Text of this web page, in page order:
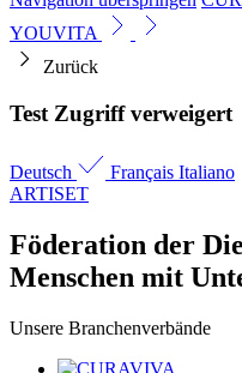
YOUVITA
Zurück
Test Zugriff verweigert
Deutsch Français Italiano
ARTISET
Föderation der
Menschen mit
Unsere Branchenverbände